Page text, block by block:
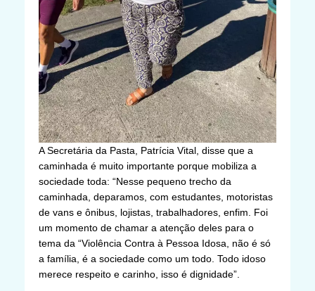
A Secretária da Pasta, Patrícia Vital, disse que a
caminhada é muito importante porque mobiliza a
sociedade toda: “Nesse pequeno trecho da
caminhada, deparamos, com estudantes, motoristas
de vans e ônibus, lojistas, trabalhadores, enfim. Foi
um momento de chamar a atenção deles para o
tema da “Violência Contra à Pessoa Idosa, não é só
a família, é a sociedade como um todo. Todo idoso
merece respeito e carinho, isso é dignidade”.